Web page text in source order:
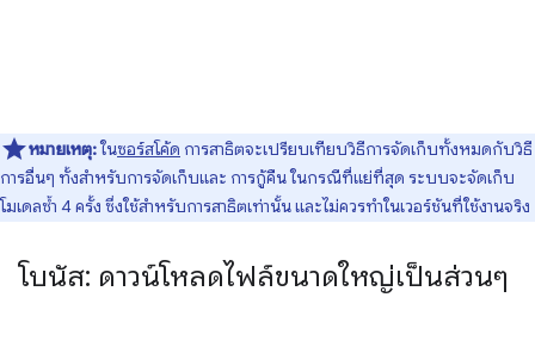
หมายเหตุ:ในซอร์สโค้ด การสาธิตจะเปรียบเทียบวิธีการจัดเก็บทั้งหมดกับวิธี
การอื่นๆ ทั้งสำหรับการจัดเก็บและ การกู้คืน ในกรณีที่แย่ที่สุด ระบบจะจัดเก็บ
โมเดลซ้ำ 4 ครั้ง ซึ่งใช้สำหรับการสาธิตเท่านั้น และไม่ควรทำในเวอร์ชันที่ใช้งานจริง
โบนัส: ดาวน์โหลดไฟล์ขนาดใหญ่เป็นส่วนๆ